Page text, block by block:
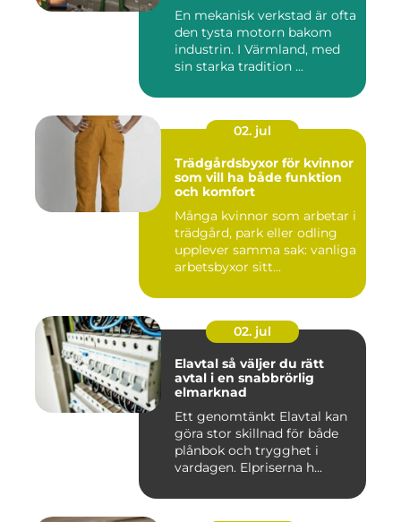
En mekanisk verkstad är ofta
den tysta motorn bakom
industrin. I Värmland, med
sin starka tradition ...
02. jul
Trädgårdsbyxor för kvinnor
som vill ha både funktion
och komfort
Många kvinnor som arbetar i
trädgård, park eller odling
upplever samma sak: vanliga
arbetsbyxor sitt...
02. jul
Elavtal så väljer du rätt
avtal i en snabbrörlig
elmarknad
Ett genomtänkt Elavtal kan
göra stor skillnad för både
plånbok och trygghet i
vardagen. Elpriserna h...